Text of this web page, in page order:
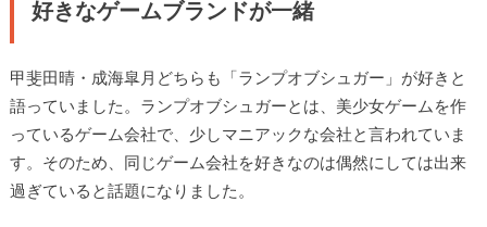
好きなゲームブランドが一緒
甲斐田晴・成海皐月どちらも「ランプオブシュガー」が好きと
語っていました。ランプオブシュガーとは、美少女ゲームを作
っているゲーム会社で、少しマニアックな会社と言われていま
す。そのため、同じゲーム会社を好きなのは偶然にしては出来
過ぎていると話題になりました。